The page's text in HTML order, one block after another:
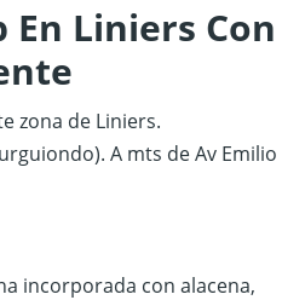
En Liniers Con
zona de Liniers.
A mts de Av Emilio
incorporada con alacena,